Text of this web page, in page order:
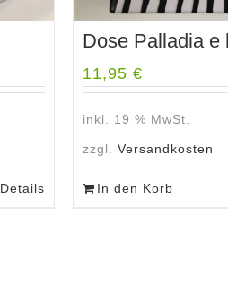
Details
Dose Palladia e
11,95 €
inkl. 19 % MwSt.
zzgl. Versandkosten
In den Korb